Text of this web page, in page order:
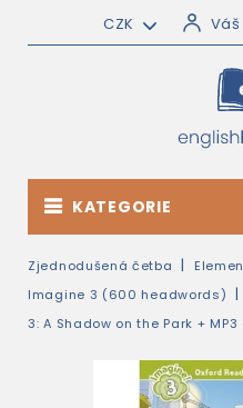
CZK
KATEGORIE
Zjednodušená četba
Imagine 3 (600 headwords)
3: A Shadow on the Park +